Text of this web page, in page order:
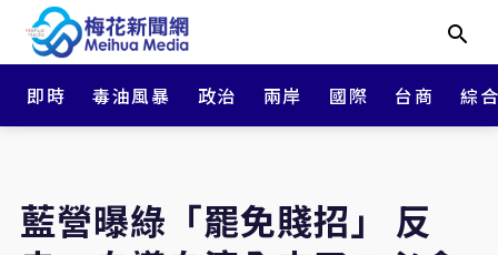
即時 毒油風暴 政治 兩岸 國際 台商 綜
藍營曝綠「罷免賤招」 反